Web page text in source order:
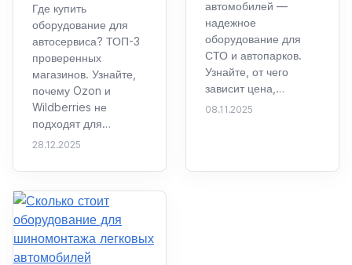
Где купить
оборудование для
автосервиса? ТОП-3
проверенных
магазинов. Узнайте,
почему Ozon и
Wildberries не
подходят для…
28.12.2025
автомобилей —
надежное
оборудование для
СТО и автопарков.
Узнайте, от чего
зависит цена,…
08.11.2025